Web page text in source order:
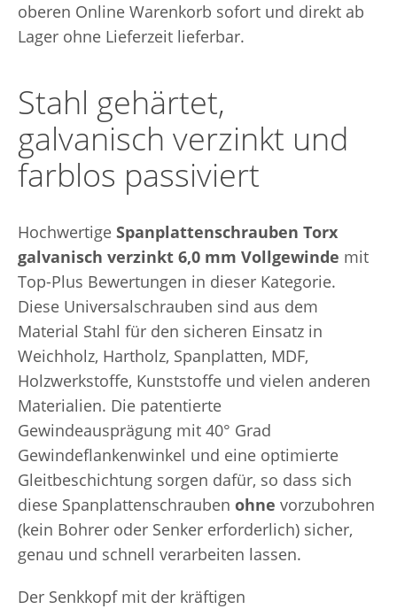
oberen Online Warenkorb sofort und direkt ab
Lager ohne Lieferzeit lieferbar.
Stahl gehärtet,
galvanisch verzinkt und
farblos passiviert
Hochwertige Spanplattenschrauben Torx
galvanisch verzinkt 6,0 mm Vollgewinde mit
Top-Plus Bewertungen in dieser Kategorie.
Diese Universalschrauben sind aus dem
Material Stahl für den sicheren Einsatz in
Weichholz, Hartholz, Spanplatten, MDF,
Holzwerkstoffe, Kunststoffe und vielen anderen
Materialien. Die patentierte
Gewindeausprägung mit 40° Grad
Gewindeflankenwinkel und eine optimierte
Gleitbeschichtung sorgen dafür, so dass sich
diese Spanplattenschrauben ohne vorzubohren
(kein Bohrer oder Senker erforderlich) sicher,
genau und schnell verarbeiten lassen.
Der Senkkopf mit der kräftigen